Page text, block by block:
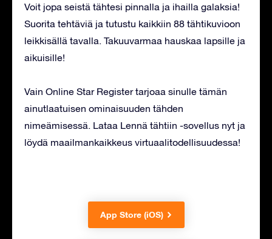
Voit jopa seistä tähtesi pinnalla ja ihailla galaksia!
Suorita tehtäviä ja tutustu kaikkiin 88 tähtikuvioon
leikkisällä tavalla. Takuuvarmaa hauskaa lapsille ja
aikuisille!
Vain Online Star Register tarjoaa sinulle tämän
ainutlaatuisen ominaisuuden tähden
nimeämisessä. Lataa Lennä tähtiin -sovellus nyt ja
löydä maailmankaikkeus virtuaalitodellisuudessa!
App Store (iOS)